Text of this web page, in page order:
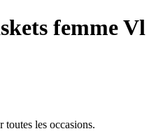
femme Vl
toutes les occasions.